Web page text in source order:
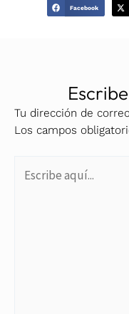
Facebook
Tu dirección de
Los campos
aquí...